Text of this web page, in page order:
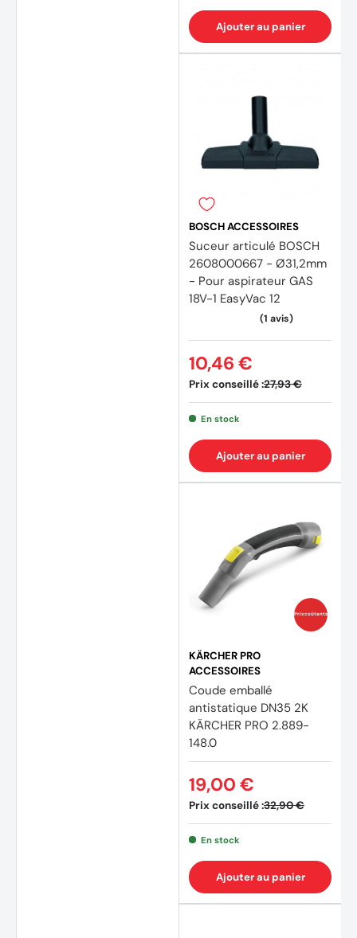
Ajouter au panier
BOSCH ACCESSOIRES
Suceur articulé BOSCH
2608000667 - Ø31,2mm
- Pour aspirateur GAS
18V-1 EasyVac 12
Prix conseillé :27,93 €
10,46 €
En stock
Ajouter au panier
Prix coûtants
KÄRCHER PRO
ACCESSOIRES
Coude emballé
antistatique DN35 2K
KÄRCHER PRO 2.889-
148.0
Prix conseillé :32,90 €
19,00 €
En stock
Ajouter au panier